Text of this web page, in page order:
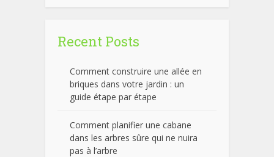
Recent Posts
Comment construire une allée en
briques dans votre jardin : un
guide étape par étape
Comment planifier une cabane
dans les arbres sûre qui ne nuira
pas à l’arbre